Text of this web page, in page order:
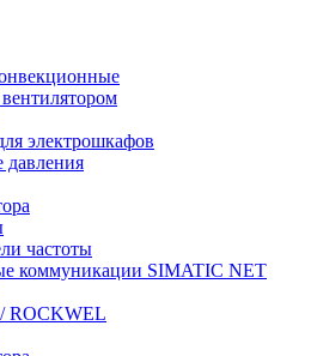
электрошкафов
частоты
коммуникации SIMATIC NET
ROCKWEL